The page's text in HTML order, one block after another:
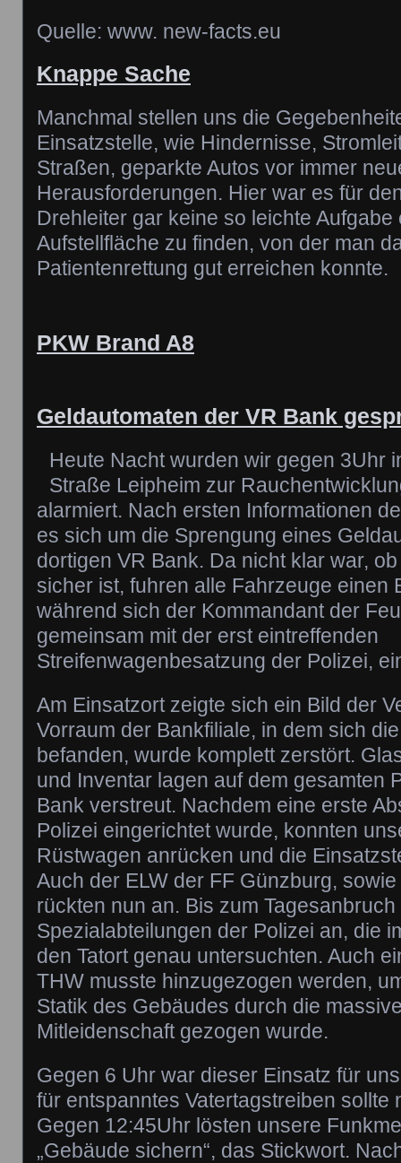
Quelle: www. new-facts.eu
Knappe Sache
Manchmal stellen uns die
Einsatzstelle, wie Hindernisse,
Straßen, geparkte Autos vor immer
Herausforderungen. Hier war es für
Drehleiter gar keine so leichte Aufgabe
Aufstellfläche zu finden, von der man
Patientenrettung gut erreichen konnte.
PKW Brand A8
Geldautomaten der VR Bank
Heute Nacht wurden wir gegen 3Uhr
Straße Leipheim zur
alarmiert. Nach ersten Informationen
es sich um die Sprengung eines
dortigen VR Bank. Da nicht klar war,
sicher ist, fuhren alle Fahrzeuge einen
während sich der Kommandant der
gemeinsam mit der erst eintreffenden
Streifenwagenbesatzung der Polizei,
Am Einsatzort zeigte sich ein Bild der
Vorraum der Bankfiliale, in dem sich
befanden, wurde komplett zerstört.
und Inventar lagen auf dem gesamten
Bank verstreut. Nachdem eine erste
Polizei eingerichtet wurde, konnten
Rüstwagen anrücken und die
Auch der ELW der FF Günzburg,
rückten nun an. Bis zum
Spezialabteilungen der Polizei an, die
den Tatort genau untersuchten. Auch
THW musste hinzugezogen werden,
Statik des Gebäudes durch die
Mitleidenschaft gezogen wurde.
Gegen 6 Uhr war dieser Einsatz für
für entspanntes Vatertagstreiben
Gegen 12:45Uhr lösten unsere
„Gebäude sichern“, das Stickwort.